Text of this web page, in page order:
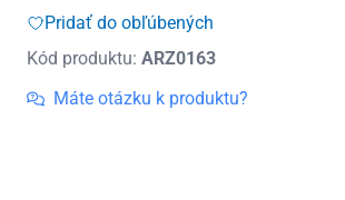
gumové
zvýšeným
okrajom
Pridať do obľúbených
Kód produktu: ARZ0163
Máte otázku k produktu?